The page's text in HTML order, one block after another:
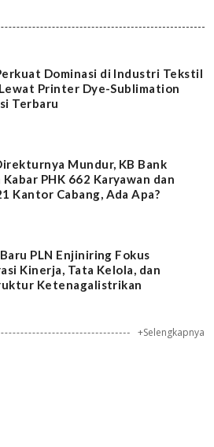
Dominasi di Industri Tekstil
Printer Dye-Sublimation
Terbaru
Mundur, KB Bank
PHK 662 Karyawan dan
Kantor Cabang, Ada Apa?
PLN Enjiniring Fokus
Kinerja, Tata Kelola, dan
Ketenagalistrikan
+Selengkapnya